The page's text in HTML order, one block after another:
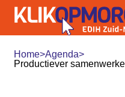
Home>Agenda>
Productiever